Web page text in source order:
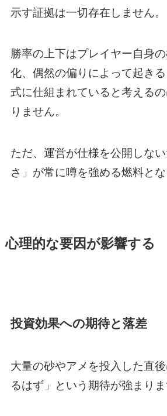
示す証拠は一切存在しません。
勝率の上下はプレイヤー自身
化、偶然の偏りによって起き
式に仕組まれていると考える
りません。
ただ、運営が仕様を公開しな
さ」が常に噂を強める燃料とな
心理的な要因が影響する
投資効果への期待と落差
大量の砂やアメを投入した直
るはず」という期待が強まりま